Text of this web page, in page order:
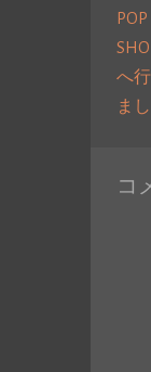
POP
へ
ま
コ